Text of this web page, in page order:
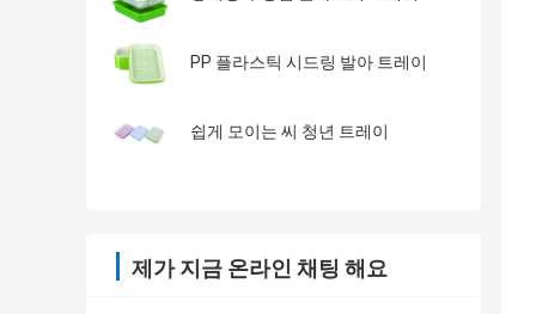
PP 플라스틱 시드링 발아 트레이
쉽게 모이는 씨 청년 트레이
제가 지금 온라인 채팅 해요